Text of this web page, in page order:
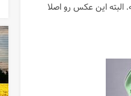
البته اين عكس رو اصلا